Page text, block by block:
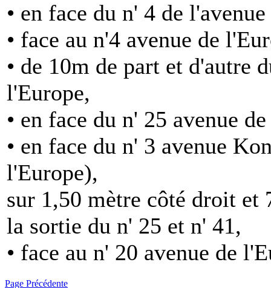
• en face du n' 4 de
• face au n'4 avenue de
• de 10m de part et d'autre
l'Europe,
• en face du n' 25 avenue
• en face du n' 3 avenue
l'Europe),
sur 1,50 mètre côté droit et
la sortie du n' 25 et n' 41,
• face au n' 20 avenue de
Page Précédente